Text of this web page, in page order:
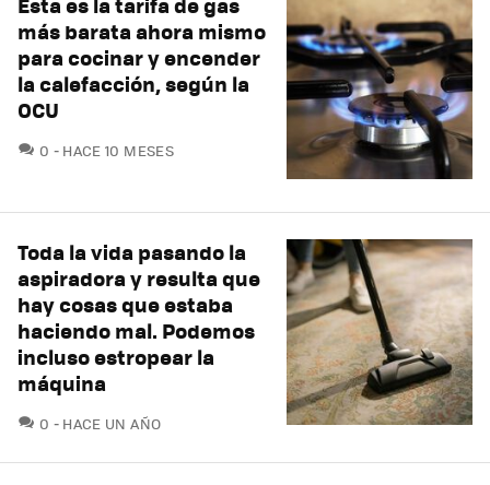
más barata ahora mismo
para cocinar y encender
la calefacción, según la
OCU
0 COMENTARIOS
HACE 10 MESES
Toda la vida pasando la
aspiradora y resulta que
hay cosas que estaba
haciendo mal. Podemos
incluso estropear la
máquina
0 COMENTARIOS
HACE UN AÑO